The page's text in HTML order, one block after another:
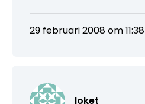
29 februari 2008 om 11:38
loket